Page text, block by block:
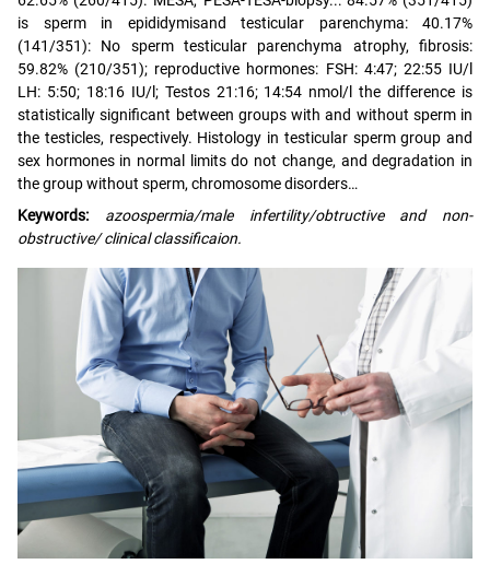
is sperm in epididymisand testicular parenchyma: 40.17%
(141/351): No sperm testicular parenchyma atrophy, fibrosis:
59.82% (210/351); reproductive hormones: FSH: 4:47; 22:55 IU/l
LH: 5:50; 18:16 IU/l; Testos 21:16; 14:54 nmol/l the difference is
statistically significant between groups with and without sperm in
the testicles, respectively. Histology in testicular sperm group and
sex hormones in normal limits do not change, and degradation in
the group without sperm, chromosome disorders…
Keywords:
azoospermia/male infertility/obtructive and non-
obstructive/ clinical classificaion.